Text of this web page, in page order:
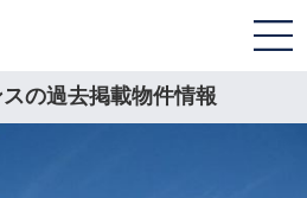
の過去掲載物件情報